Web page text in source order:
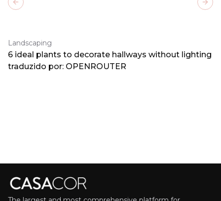
Landscaping
6 ideal plants to decorate hallways without lighting
traduzido por: OPENROUTER
Previous slide